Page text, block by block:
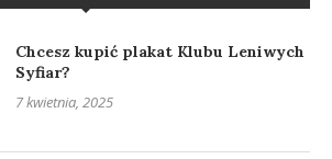
Chcesz kupić plakat Klubu Leniwych
Syfiar?
7 kwietnia, 2025